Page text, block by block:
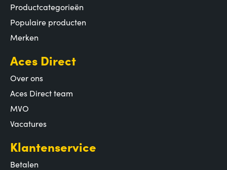
Productcategorieën
Populaire producten
Merken
Aces Direct
Over ons
Aces Direct team
MVO
Vacatures
Klantenservice
Betalen